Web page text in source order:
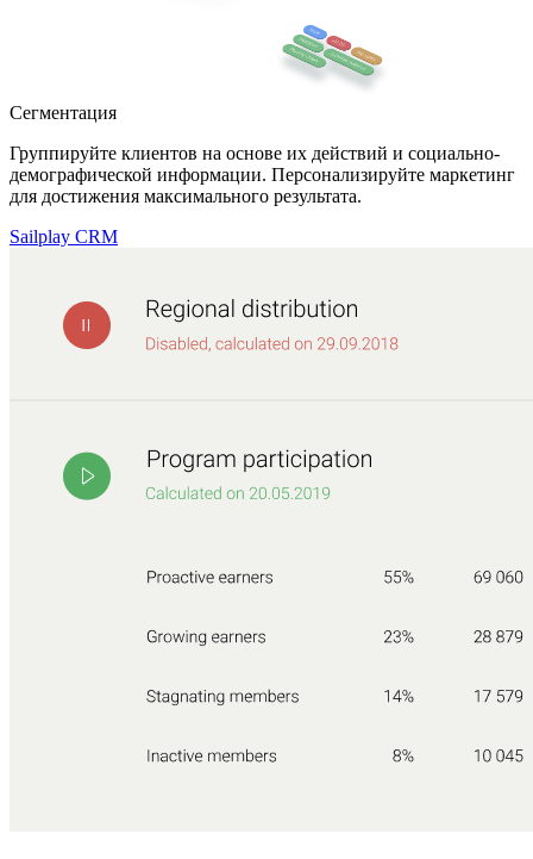
Сегментация
Группируйте клиентов на основе их действий и социально-
демографической информации. Персонализируйте маркетинг
для достижения максимального результата.
Sailplay CRM